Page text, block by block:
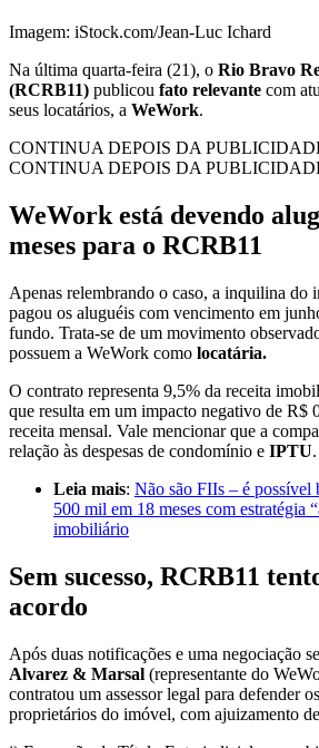
Imagem: iStock.com/Jean-Luc Ichard
Na última quarta-feira (21), o Rio Bravo
(RCRB11) publicou fato relevante com
seus locatários, a WeWork.
CONTINUA DEPOIS DA
CONTINUA DEPOIS DA
WeWork está devendo
meses para o RCRB11
Apenas relembrando o caso, a inquilina do
pagou os aluguéis com vencimento em
fundo. Trata-se de um movimento
possuem a WeWork como locatária.
O contrato representa 9,5% da receita
que resulta em um impacto negativo de R$
receita mensal. Vale mencionar que a
relação às despesas de condomínio e IPTU.
Leia mais: Não são FIIs – é possível
500 mil em 18 meses com estratégia
imobiliário
Sem sucesso, RCRB11
acordo
Após duas notificações e uma negociação
Alvarez & Marsal (representante do
contratou um assessor legal para defender
proprietários do imóvel, com ajuizamento